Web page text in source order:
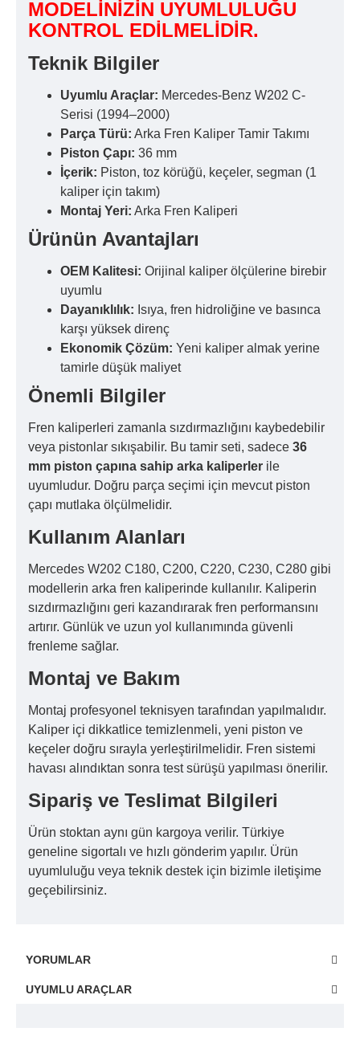
MODELİNİZİN UYUMLULUĞU
KONTROL EDİLMELİDİR.
Teknik Bilgiler
Uyumlu Araçlar: Mercedes-Benz W202 C-
Serisi (1994–2000)
Parça Türü: Arka Fren Kaliper Tamir Takımı
Piston Çapı: 36 mm
İçerik: Piston, toz körüğü, keçeler, segman (1
kaliper için takım)
Montaj Yeri: Arka Fren Kaliperi
Ürünün Avantajları
OEM Kalitesi: Orijinal kaliper ölçülerine birebir
uyumlu
Dayanıklılık: Isıya, fren hidroliğine ve basınca
karşı yüksek direnç
Ekonomik Çözüm: Yeni kaliper almak yerine
tamirle düşük maliyet
Önemli Bilgiler
Fren kaliperleri zamanla sızdırmazlığını kaybedebilir
veya pistonlar sıkışabilir. Bu tamir seti, sadece 36
mm piston çapına sahip arka kaliperler ile
uyumludur. Doğru parça seçimi için mevcut piston
çapı mutlaka ölçülmelidir.
Kullanım Alanları
Mercedes W202 C180, C200, C220, C230, C280 gibi
modellerin arka fren kaliperinde kullanılır. Kaliperin
sızdırmazlığını geri kazandırarak fren performansını
artırır. Günlük ve uzun yol kullanımında güvenli
frenleme sağlar.
Montaj ve Bakım
Montaj profesyonel teknisyen tarafından yapılmalıdır.
Kaliper içi dikkatlice temizlenmeli, yeni piston ve
keçeler doğru sırayla yerleştirilmelidir. Fren sistemi
havası alındıktan sonra test sürüşü yapılması önerilir.
Sipariş ve Teslimat Bilgileri
Ürün stoktan aynı gün kargoya verilir. Türkiye
geneline sigortalı ve hızlı gönderim yapılır. Ürün
uyumluluğu veya teknik destek için bizimle iletişime
geçebilirsiniz.
YORUMLAR
UYUMLU ARAÇLAR